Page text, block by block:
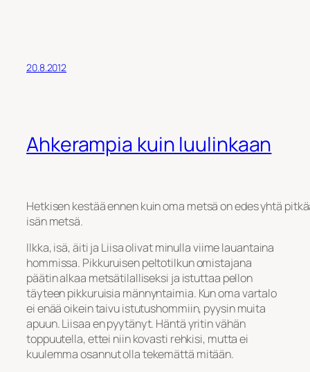
20.8.2012
Ahkerampia kuin luulinkaan
Hetkisen kestää ennen kuin oma metsä on edes yhtä
isän metsä.
Ilkka, isä, äiti ja Liisa olivat minulla viime lauantaina
hommissa. Pikkuruisen peltotilkun omistajana
päätin alkaa metsätilalliseksi ja istuttaa pellon
täyteen pikkuruisia männyntaimia. Kun oma vartalo
ei enää oikein taivu istutushommiin, pyysin muita
apuun. Liisaa en pyytänyt. Häntä yritin vähän
toppuutella, ettei niin kovasti rehkisi, mutta ei
kuulemma osannut olla tekemättä mitään.